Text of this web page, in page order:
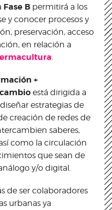
Fase B permitirá a los
y conocer procesos y
preservación, acceso
en relación a
.
+
está dirigida a
estrategias de
creación de redes de
saberes,
como la circulación
que sean de
y/o digital.
de ser colaboradores
urbanas ya